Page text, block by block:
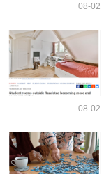
08-02
08-02